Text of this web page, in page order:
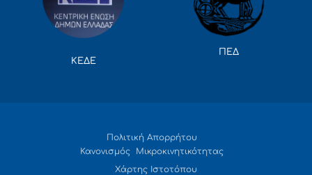
ΚΕΔΕ
ΠΕΔ
Πολιτική Απορρήτου
Κανονισμός Μικροκινητικότητας
Χάρτης Ιστοτόπου